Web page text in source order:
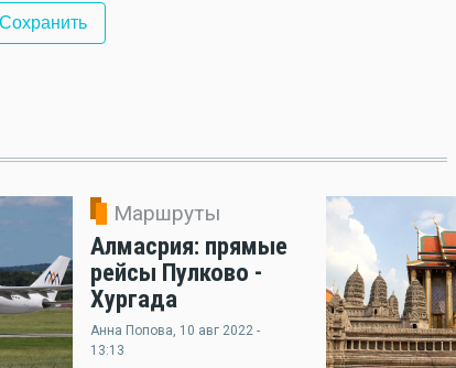
Маршруты
Алмасрия: прямые
рейсы Пулково -
Хургада
Анна Попова, 10 авг 2022 -
13:13